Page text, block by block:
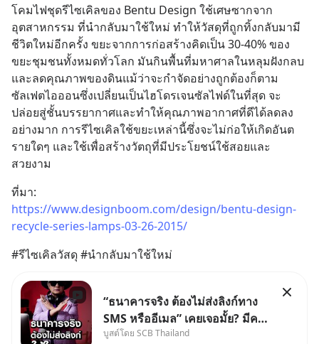
โคมไฟชุดรีไซเคิลของ Bentu Design ใช้เศษซากจาก
อุตสาหกรรม ที่นำกลับมาใช้ใหม่ ทำให้วัสดุที่ถูกทิ้งกลับมามี
ชีวิตใหม่อีกครั้ง ขยะจากการก่อสร้างคิดเป็น 30-40% ของ
ขยะชุมชนทั้งหมดทั่วโลก มันกินพื้นที่มหาศาลในหลุมฝังกลบ
และลดคุณภาพของดินแม้ว่าจะกำจัดอย่างถูกต้องก็ตาม
ซัลเฟตไอออนซึ่งเปลี่ยนเป็นไฮโดรเจนซัลไฟด์ในที่สุด จะ
ปล่อยสู่ชั้นบรรยากาศและทำให้คุณภาพอากาศที่ดีได้ลดลง
อย่างมาก การรีไซเคิลใช้ขยะเหล่านี้ซึ่งจะไม่ก่อให้เกิดอันต
รายใดๆ และใช้เพื่อสร้างวัตถุที่มีประโยชน์ใช้สอยและ
สวยงาม
ที่มา:
https://www.designboom.com/design/bentu-design-
recycle-series-lamps-03-26-2015/
#รีไซเคิลวัสดุ #นำกลับมาใช้ใหม่
“ธนาคารจริง ต้องไม่ส่งลิงก์ทาง
SMS หรืออีเมล” เคยเจอมั้ย? มีคน
อ้างว่าโทรจากธนาคาร บอกว่า
บูสต์โดย SCB Thailand